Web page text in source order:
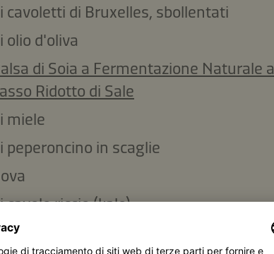
cavoletti di Bruxelles, sbollentati
olio d'oliva
di Soia a Fermentazione Naturale a
Ridotto di Sale
miele
peperoncino in scaglie
cavolo riccio (kale)
quinoa cotta